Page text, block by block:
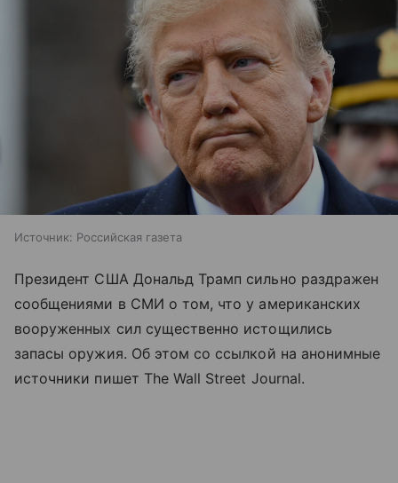
Источник: Российская газета
Президент США Дональд Трамп сильно раздражен
сообщениями в СМИ о том, что у американских
вооруженных сил существенно истощились
запасы оружия. Об этом со ссылкой на анонимные
источники пишет The Wall Street Journal.